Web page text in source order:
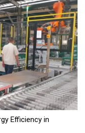
Efficiency in